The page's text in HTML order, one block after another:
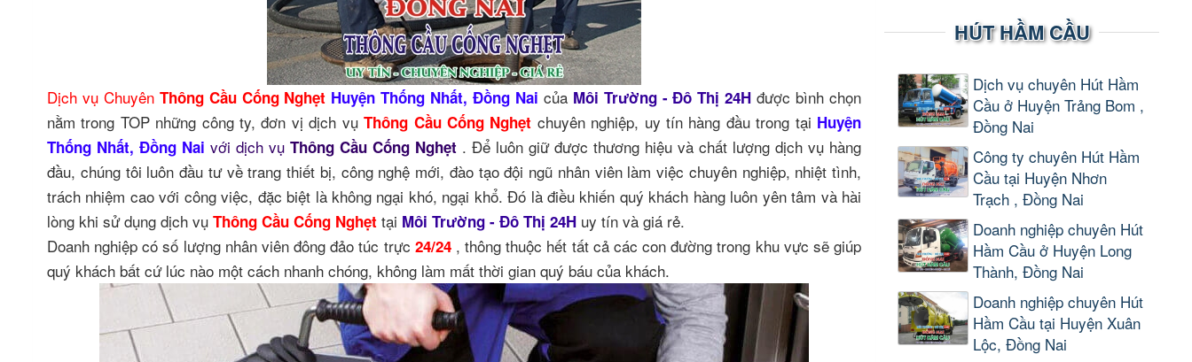
Dịch vụ Chuyên Thông Cầu Cống Nghẹt Huyện Thống Nhất, Đồng Nai của Môi Trường - Đô Thị 24Hđược bình chọn
nằm trong TOP những công ty, đơn vị dịch vụThông Cầu Cống Nghẹt chuyên nghiệp, uy tín hàng đầu trong tại Huyện
Thống Nhất, Đồng Nai với dịch vụ Thông Cầu Cống Nghẹt . Để luôn giữ được thương hiệu và chất lượng dịch vụ hàng
đầu, chúng tôi luôn đầu tư về trang thiết bị, công nghệ mới, đào tạo đội ngũ nhân viên làm việc chuyên nghiệp, nhiệt tình,
trách nhiệm cao với công việc, đặc biệt là không ngại khó, ngại khổ. Đó là điều khiến quý khách hàng luôn yên tâm và hài
lòng khi sử dụng dịch vụ Thông Cầu Cống Nghẹt tại Môi Trường - Đô Thị 24H uy tín và giá rẻ.
Doanh nghiệp có số lượng nhân viên đông đảo túc trực 24/24 , thông thuộc hết tất cả các con đường trong khu vực sẽ giúp
quý khách bất cứ lúc nào một cách nhanh chóng, không làm mất thời gian quý báu của khách.
HÚT HẦM CẦU
Dịch vụ chuyên Hút Hầm
Cầu ở Huyện Trảng Bom ,
Đồng Nai
Công ty chuyên Hút Hầm
Cầu tại Huyện Nhơn
Trạch , Đồng Nai
Doanh nghiệp chuyên Hút
Hầm Cầu ở Huyện Long
Thành, Đồng Nai
Doanh nghiệp chuyên Hút
Hầm Cầu tại Huyện Xuân
Lộc, Đồng Nai